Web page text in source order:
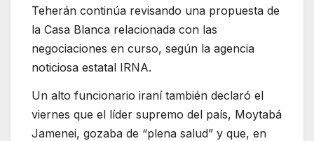
Teherán continúa revisando una propuesta de
la Casa Blanca relacionada con las
negociaciones en curso, según la agencia
noticiosa estatal IRNA.
Un alto funcionario iraní también declaró el
viernes que el líder supremo del país, Moytabá
Jamenei, gozaba de “plena salud” y que, en